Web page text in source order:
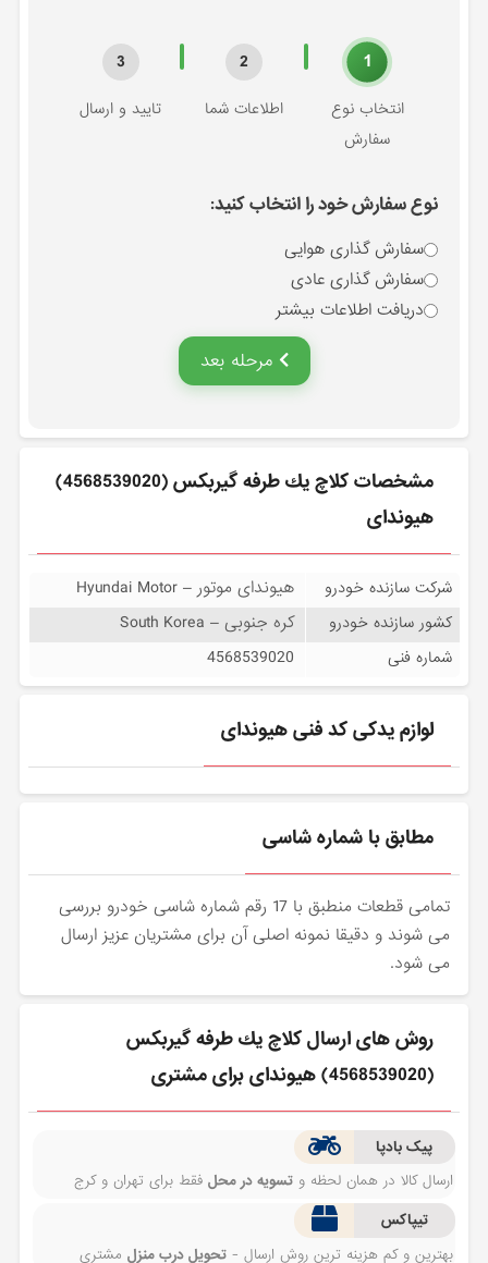
1
انتخاب نوع
سفارش
2
اطلاعات شما
3
تایید و ارسال
نوع سفارش خود را انتخاب کنید:
سفارش گذاری هوایی
سفارش گذاری عادی
دریافت اطلاعات بیشتر
مرحله بعد
مشخصات كلاچ يك طرفه گيربكس (4568539020)
هیوندای
شرکت سازنده خودرو هیوندای موتور – Hyundai Motor
کشور سازنده خودرو کره جنوبی – South Korea
شماره فنی 4568539020
لوازم یدکی کد فنی هیوندای
مطابق با شماره شاسی
تمامی قطعات منطبق با 17 رقم شماره شاسی خودرو بررسی
می شوند و دقیقا نمونه اصلی آن برای مشتریان عزیز ارسال
می شود.
روش های ارسال كلاچ يك طرفه گيربكس
(4568539020) هیوندای برای مشتری
پیک بادپا
ارسال کالا در همان لحظه وتسویه در محل فقط برای تهران و کرج
تیپاکس
بهترین و کم هزینه ترین روش ارسال -تحویل درب منزل مشتری